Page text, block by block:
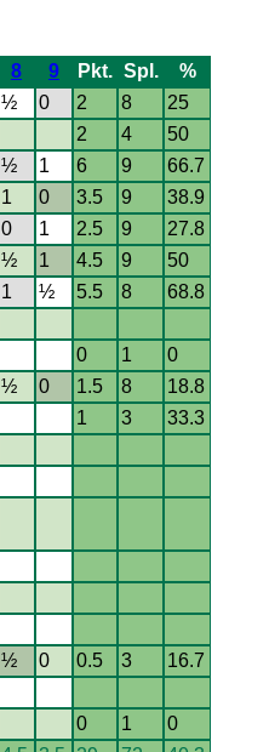
8 9 Pkt. Spl.
%
½ 0 2 8
25
2 4
50
½ 1 6 9
66.7
1 0 3.5 9
38.9
0 1 2.5 9
27.8
½ 1 4.5 9
50
1 ½ 5.5 8
68.8
0 1
0
½ 0 1.5 8
18.8
1 3
33.3
½ 0 0.5 3
16.7
0 1
0